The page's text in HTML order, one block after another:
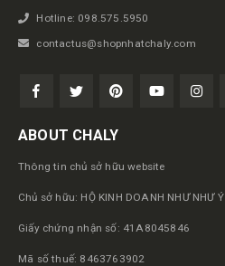
Hotline: 098.575.5950
contactus@shopnhatchaly.com
ABOUT CHALY
Thông tin chủ sở hữu website
Chủ sở hữu: HỘ KINH DOANH NHƯ NHƯ Ý
Giấy chứng nhận số: 41A8045846
Mã số thuế: 8463763902